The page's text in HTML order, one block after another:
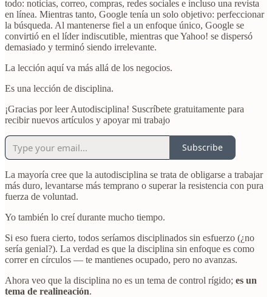
todo: noticias, correo, compras, redes sociales e incluso una revista
en línea. Mientras tanto, Google tenía un solo objetivo: perfeccionar
la búsqueda. Al mantenerse fiel a un enfoque único, Google se
convirtió en el líder indiscutible, mientras que Yahoo! se dispersó
demasiado y terminó siendo irrelevante.
La lección aquí va más allá de los negocios.
Es una lección de disciplina.
¡Gracias por leer Autodisciplina! Suscríbete gratuitamente para
recibir nuevos artículos y apoyar mi trabajo
Subscribe
La mayoría cree que la autodisciplina se trata de obligarse a trabajar
más duro, levantarse más temprano o superar la resistencia con pura
fuerza de voluntad.
Yo también lo creí durante mucho tiempo.
Si eso fuera cierto, todos seríamos disciplinados sin esfuerzo (¿no
sería genial?). La verdad es que la disciplina sin enfoque es como
correr en círculos — te mantienes ocupado, pero no avanzas.
Ahora veo que la disciplina no es un tema de control rígido; es un
tema de realineación.